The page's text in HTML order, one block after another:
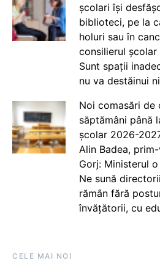
școlari își
biblioteci, pe la
holuri sau în
consilierul școlar
Sunt spații
nu va destăinui
Noi comasări de
săptămâni până
școlar 2026-
Alin Badea,
Gorj: Ministerul
Ne sună
rămân fără
învățătorii, cu
CELE MAI NOI